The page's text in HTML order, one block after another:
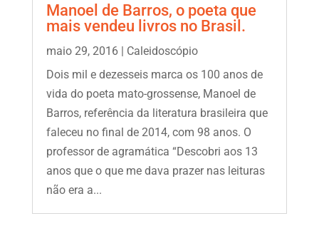
Manoel de Barros, o poeta que
mais vendeu livros no Brasil.
maio 29, 2016| Caleidoscópio
Dois mil e dezesseis marca os 100 anos de
vida do poeta mato-grossense, Manoel de
Barros, referência da literatura brasileira que
faleceu no final de 2014, com 98 anos. O
professor de agramática “Descobri aos 13
anos que o que me dava prazer nas leituras
não era a...